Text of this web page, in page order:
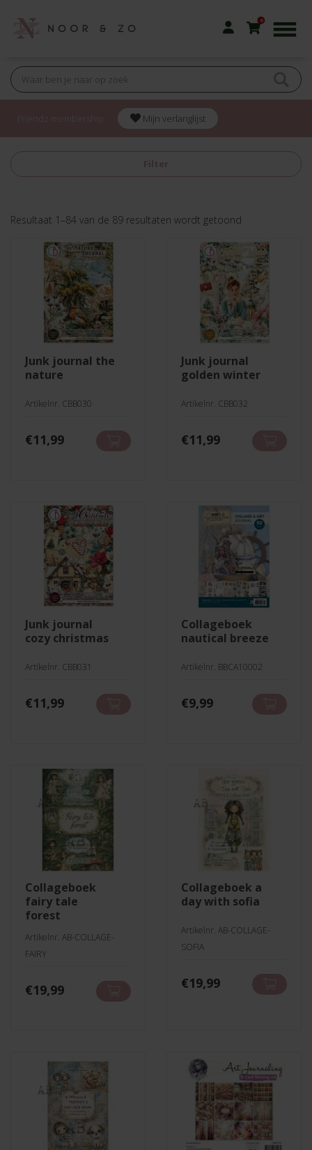
0
Mijn verlanglijst
Filter
Resultaat 1–84 van de 89 resultaten wordt getoond
nieuwste
junk journal the
nature
Artikelnr. CBB030
€11,99
junk journal
golden winter
Artikelnr. CBB032
€11,99
junk journal
cozy christmas
Artikelnr. CBB031
€11,99
collageboek
nautical breeze
Artikelnr. BBCA10002
€9,99
collageboek
fairy tale
forest
Artikelnr. AB-COLLAGE-
FAIRY
€19,99
collageboek a
day with sofia
Artikelnr. AB-COLLAGE-
SOFIA
€19,99